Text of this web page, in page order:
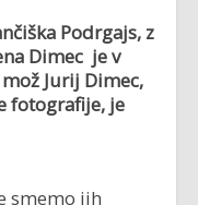
Podrgajs, z
Dimec je v
Jurij Dimec,
fotografije, je
smemo jih